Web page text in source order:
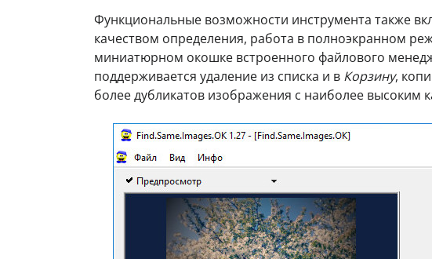
Функциональные возможности инструмента также
качеством определения, работа в полноэкранном
миниатюрном окошке встроенного файлового
поддерживается удаление из списка и в Корзину,
более дубликатов изображения с наиболее высоким